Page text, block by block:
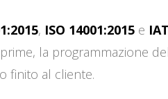
, ISO 14001:2015 e
la programmazione
finito al cliente.